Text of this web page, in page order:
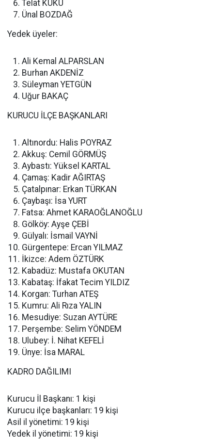
Telat KUKU
Ünal BOZDAĞ
Yedek üyeler:
Ali Kemal ALPARSLAN
Burhan AKDENİZ
Süleyman YETGÜN
Uğur BAKAÇ
KURUCU İLÇE BAŞKANLARI
Altınordu: Halis POYRAZ
Akkuş: Cemil GÖRMÜŞ
Aybastı: Yüksel KARTAL
Çamaş: Kadir AĞIRTAŞ
Çatalpınar: Erkan TÜRKAN
Çaybaşı: İsa YURT
Fatsa: Ahmet KARAOĞLANOĞLU
Gölköy: Ayşe ÇEBİ
Gülyalı: İsmail VAYNİ
Gürgentepe: Ercan YILMAZ
İkizce: Adem ÖZTÜRK
Kabadüz: Mustafa OKUTAN
Kabataş: İfakat Tecim YILDIZ
Korgan: Turhan ATEŞ
Kumru: Ali Rıza YALIN
Mesudiye: Suzan AYTÜRE
Perşembe: Selim YÖNDEM
Ulubey: İ. Nihat KEFELİ
Ünye: İsa MARAL
KADRO DAĞILIMI
Kurucu İl Başkanı: 1 kişi
Kurucu ilçe başkanları: 19 kişi
Asil il yönetimi: 19 kişi
Yedek il yönetimi: 19 kişi